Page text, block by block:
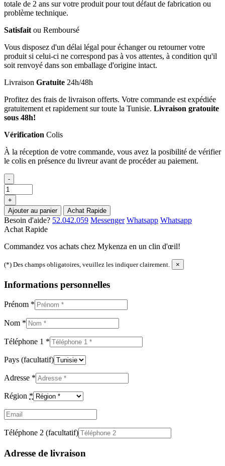
totale de 2 ans sur votre produit pour tout défaut de fabrication ou
problème technique.
Satisfait ou Remboursé
Vous disposez d'un délai légal pour échanger ou retourner votre
produit si celui-ci ne correspond pas à vos attentes, à condition qu'il
soit renvoyé dans son emballage d'origine intact.
Livraison Gratuite 24h/48h
Profitez des frais de livraison offerts. Votre commande est expédiée
gratuitement et rapidement sur toute la Tunisie. Livraison gratouite
sous 48h!
Vérification Colis
À la réception de votre commande, vous avez la posibilité de vérifier
le colis en présence du livreur avant de procéder au paiement.
-
+
Ajouter au panier
Achat Rapide
Besoin d'aide? 52.042.059 Messenger Whatsapp Whatsapp
Achat Rapide
Commandez vos achats chez Mykenza en un clin d'œil!
(*) Des champs obligatoires, veuillez les indiquer clairement. ×
Informations personnelles
Prénom *
Nom *
Téléphone 1 *
Pays (facultatif)
Adresse *
Région *
Email
Téléphone 2 (facultatif)
Adresse de livraison